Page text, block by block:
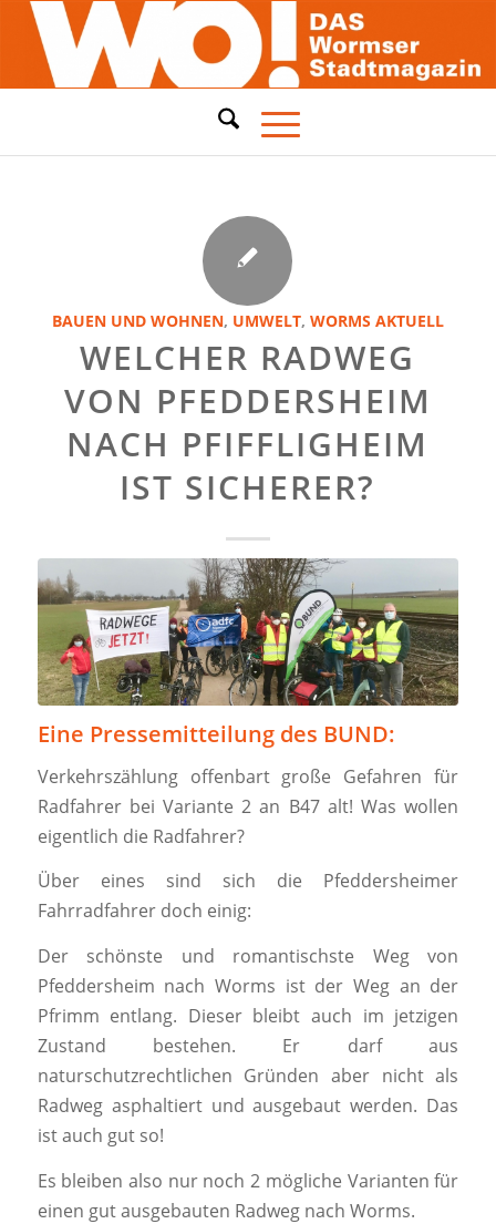
BAUEN UND WOHNEN, UMWELT, WORMS AKTUELL
WELCHER RADWEG
VON PFEDDERSHEIM
NACH PFIFFLIGHEIM
IST SICHERER?
Eine Pressemitteilung des BUND:
Verkehrszählung offenbart große Gefahren für
Radfahrer bei Variante 2 an B47 alt! Was wollen
eigentlich die Radfahrer?
Über eines sind sich die Pfeddersheimer
Fahrradfahrer doch einig:
Der schönste und romantischste Weg von
Pfeddersheim nach Worms ist der Weg an der
Pfrimm entlang. Dieser bleibt auch im jetzigen
Zustand bestehen. Er darf aus
naturschutzrechtlichen Gründen aber nicht als
Radweg asphaltiert und ausgebaut werden. Das
ist auch gut so!
Es bleiben also nur noch 2 mögliche Varianten für
einen gut ausgebauten Radweg nach Worms.